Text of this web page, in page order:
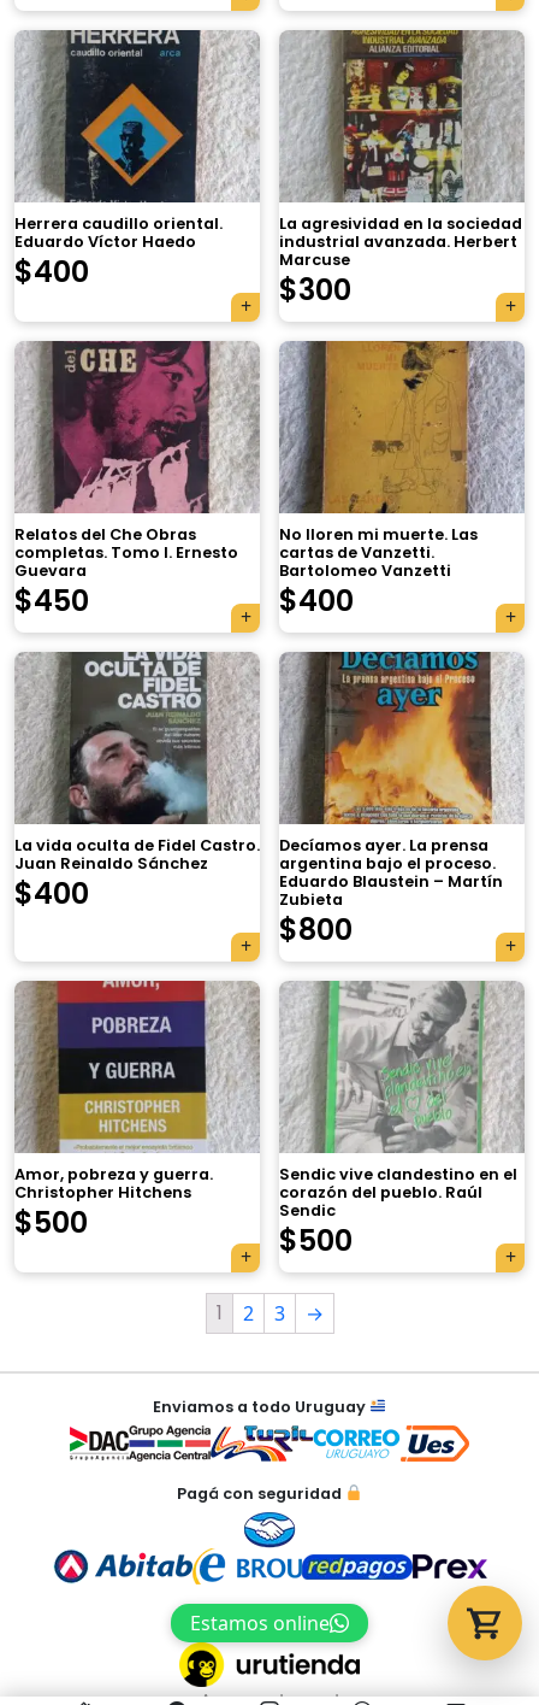
Herrera caudillo oriental.
Eduardo Víctor Haedo
$400
La agresividad en la sociedad
industrial avanzada. Herbert
Marcuse
$300
Relatos del Che Obras
completas. Tomo I. Ernesto
Guevara
$450
No lloren mi muerte. Las
cartas de Vanzetti.
Bartolomeo Vanzetti
$400
La vida oculta de Fidel Castro.
Juan Reinaldo Sánchez
$400
Decíamos ayer. La prensa
argentina bajo el proceso.
Eduardo Blaustein – Martín
Zubieta
$800
Amor, pobreza y guerra.
Christopher Hitchens
$500
Sendic vive clandestino en el
corazón del pueblo. Raúl
Sendic
$500
1 2 3 →
Enviamos a todo Uruguay
Pagá con seguridad
Estamos online
×
Tu carrito está vacío.
Agregá un producto y aparecerá acá
automáticamente.